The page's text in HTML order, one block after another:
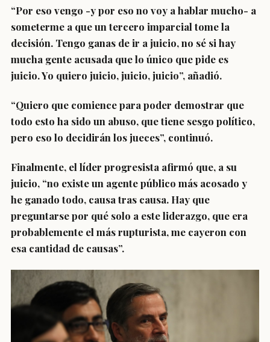
“Por eso vengo -y por eso no voy a hablar mucho- a
someterme a que un tercero imparcial tome la
decisión. Tengo ganas de ir a juicio, no sé si hay
mucha gente acusada que lo único que pide es
juicio. Yo quiero juicio, juicio, juicio”, añadió.
“Quiero que comience para poder demostrar que
todo esto ha sido un abuso, que tiene sesgo político,
pero eso lo decidirán los jueces”, continuó.
Finalmente, el líder progresista afirmó que, a su
juicio, “no existe un agente público más acosado y
he ganado todo, causa tras causa. Hay que
preguntarse por qué solo a este liderazgo, que era
probablemente el más rupturista, me cayeron con
esa cantidad de causas”.